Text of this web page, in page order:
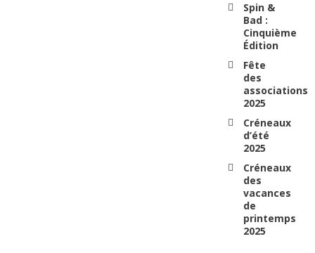
Spin &
Bad :
Cinquième
Édition
Fête
des
associations
2025
Créneaux
d’été
2025
Créneaux
des
vacances
de
printemps
2025